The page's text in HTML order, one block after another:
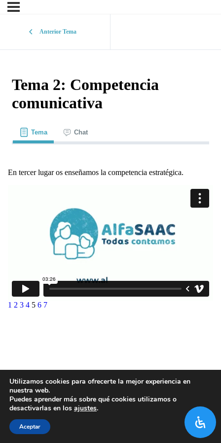
Anterior Tema
Tema 2: Competencia
comunicativa
Tema Chat
En tercer lugar os enseñamos la competencia estratégica.
1 2 3 4 5 6 7
Utilizamos cookies para ofrecerte la mejor experiencia en
nuestra web.
Puedes aprender más sobre qué cookies utilizamos o
desactivarlas en los ajustes.
Aceptar